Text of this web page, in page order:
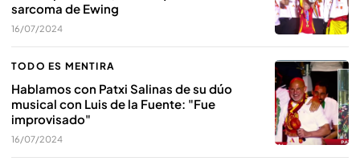
sarcoma de Ewing
16/07/2024
TODO ES MENTIRA
Hablamos con Patxi Salinas de su dúo
musical con Luis de la Fuente: "Fue
improvisado"
16/07/2024